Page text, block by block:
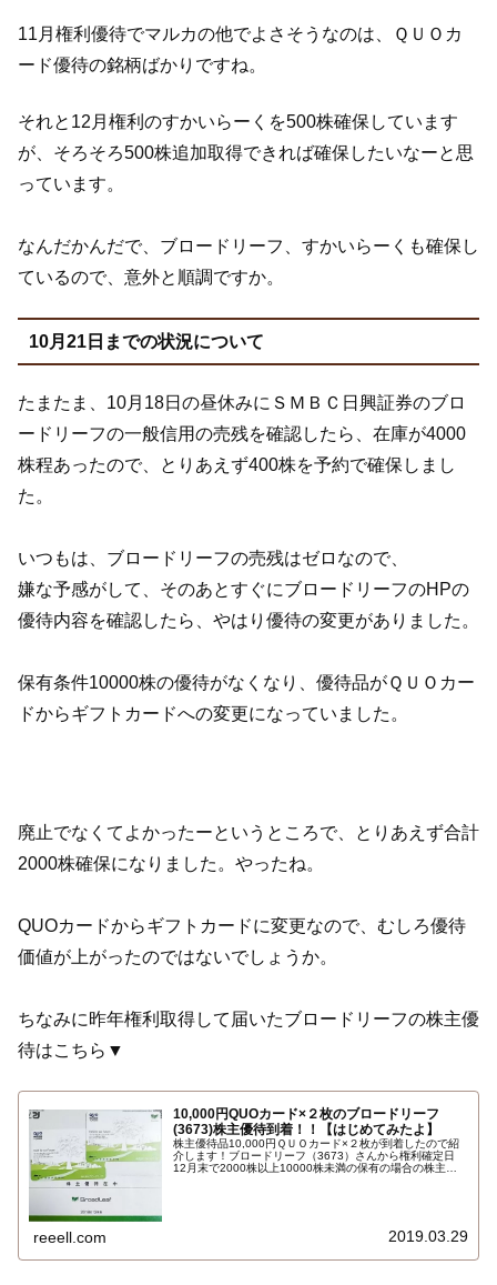
11月権利優待でマルカの他でよさそうなのは、ＱＵＯカ
ード優待の銘柄ばかりですね。
それと12月権利のすかいらーくを500株確保しています
が、そろそろ500株追加取得できれば確保したいなーと思
っています。
なんだかんだで、ブロードリーフ、すかいらーくも確保し
ているので、意外と順調ですか。
10月21日までの状況について
たまたま、10月18日の昼休みにＳＭＢＣ日興証券のブロ
ードリーフの一般信用の売残を確認したら、在庫が4000
株程あったので、とりあえず400株を予約で確保しまし
た。
いつもは、ブロードリーフの売残はゼロなので、
嫌な予感がして、そのあとすぐにブロードリーフのHPの
優待内容を確認したら、やはり優待の変更がありました。
保有条件10000株の優待がなくなり、優待品がＱＵＯカー
ドからギフトカードへの変更になっていました。
廃止でなくてよかったーというところで、とりあえず合計
2000株確保になりました。やったね。
QUOカードからギフトカードに変更なので、むしろ優待
価値が上がったのではないでしょうか。
ちなみに昨年権利取得して届いたブロードリーフの株主優
待はこちら▼
10,000円QUOカード×２枚のブロードリーフ
(3673)株主優待到着！！【はじめてみたよ】
株主優待品10,000円ＱＵＯカード×２枚が到着したので紹
介します！ブロードリーフ（3673）さんから権利確定日
12月末で2000株以上10000株未満の保有の場合の株主優
reeell.com 2019.03.29